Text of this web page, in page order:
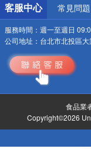
客服中心 常見問題
服務時間： 週一至週日
公司地址： 台北市北投區
食品業
Copyright©2026